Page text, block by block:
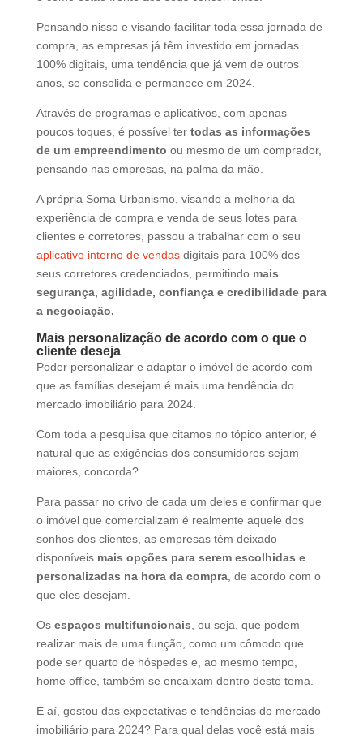
Pensando nisso e visando facilitar toda essa jornada de
compra, as empresas já têm investido em jornadas
100% digitais, uma tendência que já vem de outros
anos, se consolida e permanece em 2024.
Através de programas e aplicativos, com apenas
poucos toques, é possível ter todas as informações
de um empreendimento ou mesmo de um comprador,
pensando nas empresas, na palma da mão.
A própria Soma Urbanismo, visando a melhoria da
experiência de compra e venda de seus lotes para
clientes e corretores, passou a trabalhar com o seu
aplicativo interno de vendasdigitais para 100% dos
seus corretores credenciados, permitindo mais
segurança, agilidade, confiança e credibilidade para
a negociação.
Mais personalização de acordo com o que o
cliente deseja
Poder personalizar e adaptar o imóvel de acordo com
que as famílias desejam é mais uma tendência do
mercado imobiliário para 2024.
Com toda a pesquisa que citamos no tópico anterior, é
natural que as exigências dos consumidores sejam
maiores, concorda?.
Para passar no crivo de cada um deles e confirmar que
o imóvel que comercializam é realmente aquele dos
sonhos dos clientes, as empresas têm deixado
disponíveis mais opções para serem escolhidas e
personalizadas na hora da compra, de acordo com o
que eles desejam.
Os espaços multifuncionais , ou seja, que podem
realizar mais de uma função, como um cômodo que
pode ser quarto de hóspedes e, ao mesmo tempo,
home office, também se encaixam dentro deste tema.
E aí, gostou das expectativas e tendências do mercado
imobiliário para 2024? Para qual delas você está mais